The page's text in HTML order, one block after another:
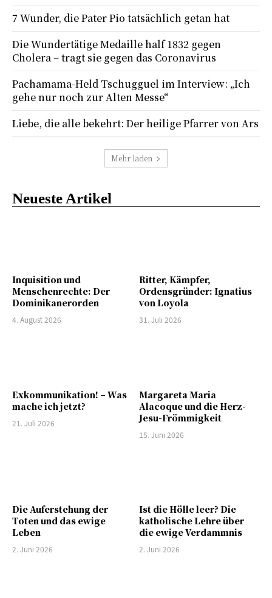
Neueste Artikel
Inquisition und
Menschenrechte: Der
Dominikanerorden
4. August 2026
Ritter, Kämpfer,
Ordensgründer: Ignatius
von Loyola
31. Juli 2026
Exkommunikation! – Was
mache ich jetzt?
21. Juli 2026
Margareta Maria
Alacoque und die Herz-
Jesu-Frömmigkeit
15. Juni 2026
Die Auferstehung der
Toten und das ewige
Leben
2. Juni 2026
Ist die Hölle leer? Die
katholische Lehre über
die ewige Verdammnis
2. Juni 2026
7 Wunder, die Pater Pio tatsächlich getan hat
Die Wundertätige Medaille half 1832 gegen
Cholera – tragt sie gegen das Coronavirus
Pachamama-Held Tschugguel im Interview: „Ich
gehe nur noch zur Alten Messe“
Liebe, die alle bekehrt: Der heilige Pfarrer von Ars
Mehr laden